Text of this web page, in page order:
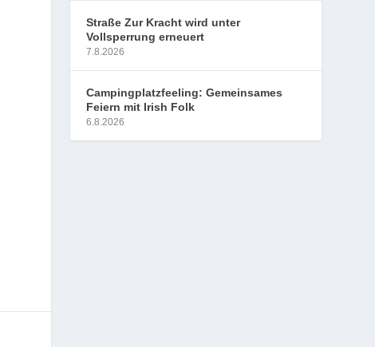
Straße Zur Kracht wird unter
Vollsperrung erneuert
7.8.2026
Campingplatzfeeling: Gemeinsames
Feiern mit Irish Folk
6.8.2026